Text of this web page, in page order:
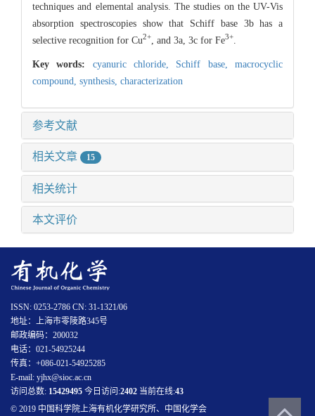
techniques and elemental analysis. The studies on the UV-Vis
absorption spectroscopies show that Schiff base 3b has a
selective recognition for Cu2+ , and 3a, 3c for Fe3+
Key words: cyanuric chloride, Schiff base,macrocyclic
compound, synthesis, characterization
参考文献
相关文章 15
相关统计
本文评价
ISSN: 0253-2786 CN: 31-1321/06
地址：上海市零陵路345号
邮政编码：200032
电话：021-54925244
传真：+086-021-54925285
E-mail: yjhx@sioc.ac.cn
访问总数: 15429495 今日访问:2402 当前在线:43
© 2019 中国科学院上海有机化学研究所、中国化学会